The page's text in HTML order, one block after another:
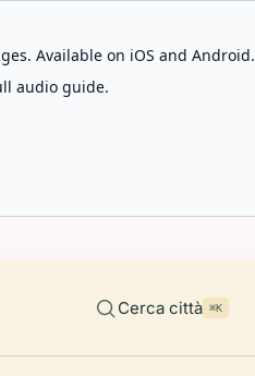
Available on iOS and Android.
audio guide.
Cerca città ⌘K